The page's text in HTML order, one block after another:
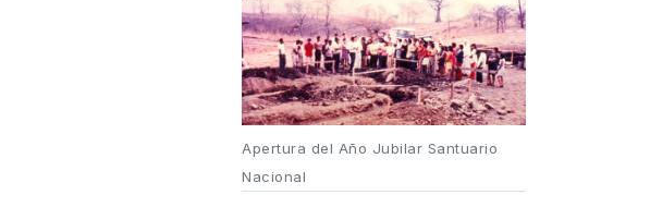
Apertura del Año Jubilar Santuario
Nacional